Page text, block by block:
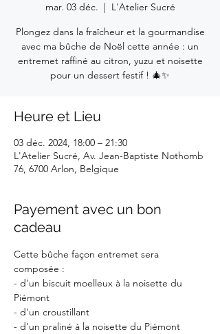
mar. 03 déc.
  |
L'Atelier Sucré
Plongez dans la fraîcheur et la gourmandise
avec ma bûche de Noël cette année : un
entremet raffiné au citron, yuzu et noisette
pour un dessert festif ! 🎄✨
Heure et Lieu
03 déc. 2024, 18:00 – 21:30
L'Atelier Sucré, Av. Jean-Baptiste Nothomb
76, 6700 Arlon, Belgique
Payement avec un bon
cadeau
Cette bûche façon entremet sera
composée :
- d'un biscuit moelleux à la noisette du
Piémont
- d'un croustillant
- d'un praliné à la noisette du Piémont